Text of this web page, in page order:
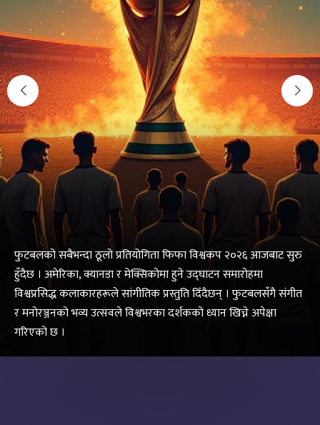
फुटबलको सबैभन्दा ठूलो प्रतियोगिता फिफा विश्वकप २०२६ आजबाट सुरु
हुँदैछ । अमेरिका, क्यानडा र मेक्सिकोमा हुने उद्घाटन समारोहमा
विश्वप्रसिद्ध कलाकारहरूले सांगीतिक प्रस्तुति दिँदैछन् । फुटबलसँगै संगीत
र मनोरञ्जनको भव्य उत्सवले विश्वभरका दर्शकको ध्यान खिच्ने अपेक्षा
गरिएको छ ।